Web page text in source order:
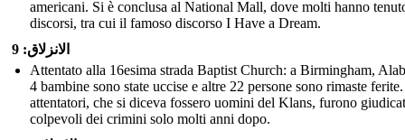
americani. Si è conclusa al National Mall, dove molti hanno
discorsi, tra cui il famoso discorso I Have a Dream.
الانزلاق: 9
Attentato alla 16esima strada Baptist Church: a Birmingham,
4 bambine sono state uccise e altre 22 persone sono rimaste
attentatori, che si diceva fossero uomini del Klans, furono
colpevoli dei crimini solo molti anni dopo.